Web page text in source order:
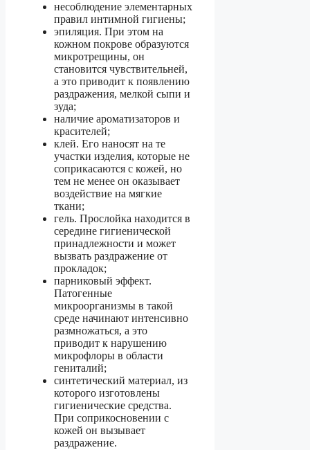
несоблюдение элементарных
правил интимной гигиены;
эпиляция. При этом на
кожном покрове образуются
микротрещины, он
становится чувствительней,
а это приводит к появлению
раздражения, мелкой сыпи и
зуда;
наличие ароматизаторов и
красителей;
клей. Его наносят на те
участки изделия, которые не
соприкасаются с кожей, но
тем не менее он оказывает
воздействие на мягкие
ткани;
гель. Прослойка находится в
середине гигиенической
принадлежности и может
вызвать раздражение от
прокладок;
парниковый эффект.
Патогенные
микроорганизмы в такой
среде начинают интенсивно
размножаться, а это
приводит к нарушению
микрофлоры в области
гениталий;
синтетический материал, из
которого изготовлены
гигиенические средства.
При соприкосновении с
кожей он вызывает
раздражение.